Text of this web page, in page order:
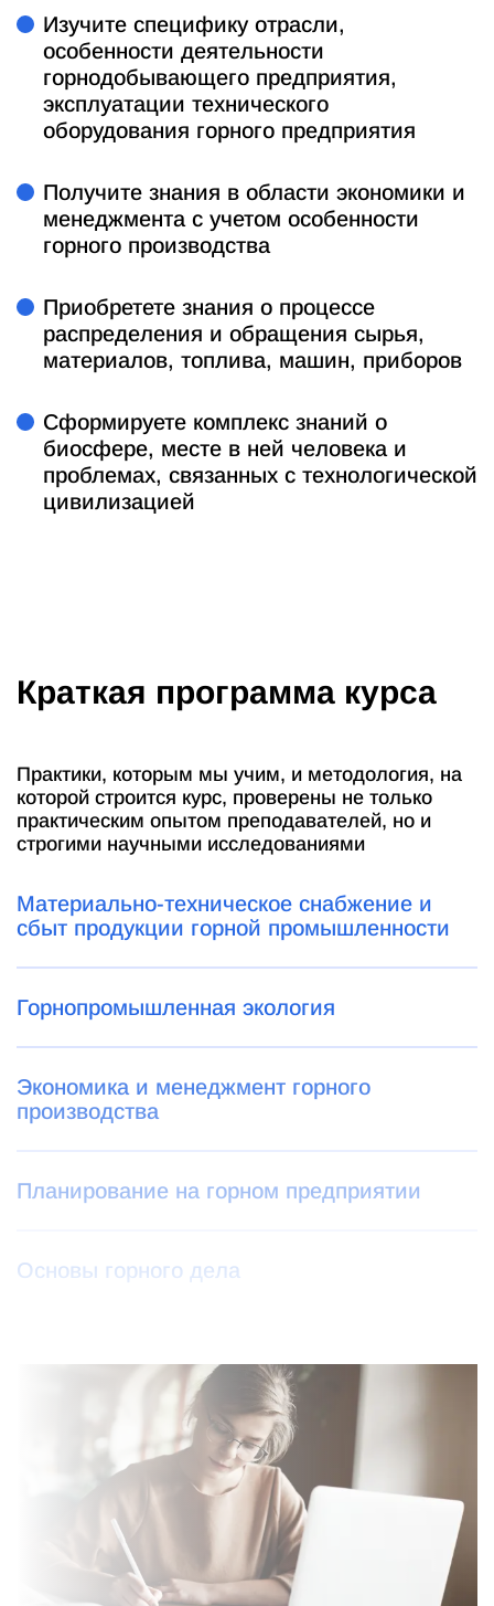
Изучите специфику отрасли,
особенности деятельности
горнодобывающего предприятия,
эксплуатации технического
оборудования горного предприятия
Получите знания в области экономики и
менеджмента с учетом особенности
горного производства
Приобретете знания о процессе
распределения и обращения сырья,
материалов, топлива, машин, приборов
Сформируете комплекс знаний о
биосфере, месте в ней человека и
проблемах, связанных с технологической
цивилизацией
Краткая программа курса
Практики, которым мы учим, и методология, на
которой строится курс, проверены не только
практическим опытом преподавателей, но и
строгими научными исследованиями
Материально-техническое снабжение и
сбыт продукции горной промышленности
Горнопромышленная экология
Экономика и менеджмент горного
производства
Планирование на горном предприятии
Основы горного дела